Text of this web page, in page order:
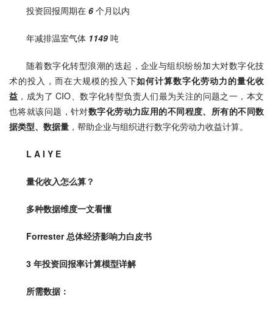
投资回报周期在 6 个月以内
年减排温室气体 1149 吨
随着数字化转型浪潮的迭起，企业与组织纷纷加大对数字化技
术的投入，而在大规模的投入下如何计算数字化劳动力的量化收
益 ，成为了 CIO、数字化转型负责人们最为关注的问题之一，本文
也将就该问题，针对数字化劳动力应用的不同程度、所有的不同数
据类型、数据量 ，帮助企业与组织进行数字化劳动力收益计算。
L A I Y E
量化收入怎么算？
多种数据维度一文看懂
Forrester 总体经济影响力白皮书
3 年投资回报率计算模型详解
所需数据：